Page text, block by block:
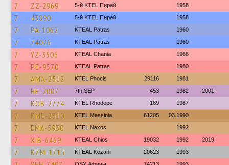
7 ZZ-2969 5-й KTEL Пирей 1958
7 43890 5-й KTEL Пирей 1958
7 PA-1062 KTEAL Patras 1960
7 74026 KTEAL Patras 1960
7 YZ-3506 KTEAL Chania 1966
7 PE-9570 KTEAL Patras 1980
7 AMA-2512 ΚΤΕL Phocis 29116 1981
7 HE-2007 7th SEP 453 1982 2001
7 KOB-2774 KTEL Rhodope 169 1987
7 KME-2310 KTEL Messinia 61205 03.1990
7 EMA-5930 KTEL Naxos 1992
7 XIB-6469 KTEAL Chios 19032 1992 2019
7 KZM-1715 KTEAL Kozani 20623 1993